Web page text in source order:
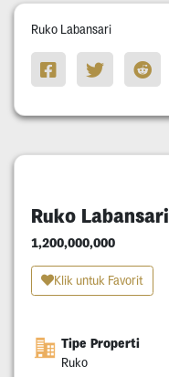
Ruko Labansari
Ruko Labansari
1,200,000,000
Klik untuk Favorit
Tipe Properti
Ruko